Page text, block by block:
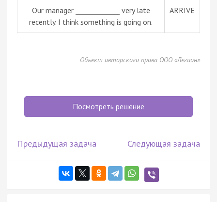
Our manager _____________ very late
recently. I think something is going on.
ARRIVE
Объект авторского права ООО «Легион»
Посмотреть решение
Предыдущая задача Следующая задача